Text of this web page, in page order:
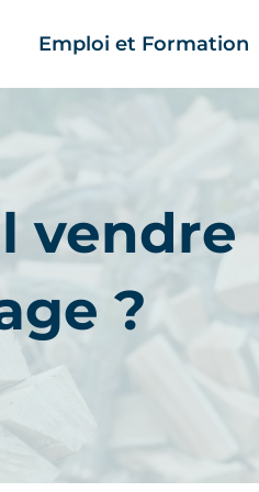
Emploi et Formation
vendre
?